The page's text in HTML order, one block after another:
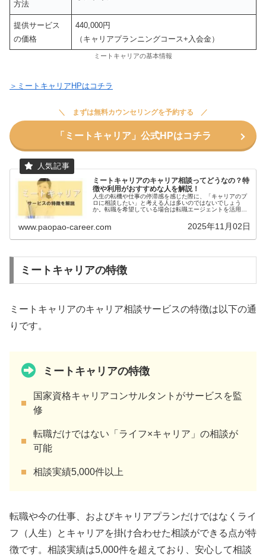
方法
提供サービス
の価格
440,000円
（キャリアプランニングコース+入会金）
ミートキャリアの基本情報
＞ミートキャリアHPはコチラ
まずは無料カウンセリングを予約する
「ミートキャリア」公式HPはコチラ
ミートキャリアのキャリア相談ってどうなの？特
徴や利用がおすすめな人を解説！
人生の転機や仕事の停滞感を感じた際に、「キャリアのプ
ロに相談したい」と考える人は多いのではないでしょう
か。転職を希望している場合は転職エージェントを活用す
という際の相談先は意外と少なく、身...
www.paopao-career.com 2025年11月02日
ミートキャリアの特徴
ミートキャリアのキャリア相談サービスの特徴は以下の通
りです。
ミートキャリアの特徴
国家資格キャリアコンサルタントがサービスを監
修
転職だけではない「ライフ×キャリア」の相談が
可能
相談実績5,000件以上
転職や今の仕事、およびキャリアプランだけではなくライ
フ（人生）とキャリアを掛け合わせた相談ができる点が特
徴です。相談実績は5,000件を超えており、安心して相談